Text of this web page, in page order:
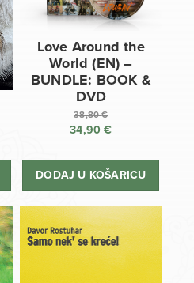
Love Around the
World (EN) –
BUNDLE: BOOK &
DVD
38,80€
Izvorna
bila
34,90€
cijena
DODAJ U KOŠARICU